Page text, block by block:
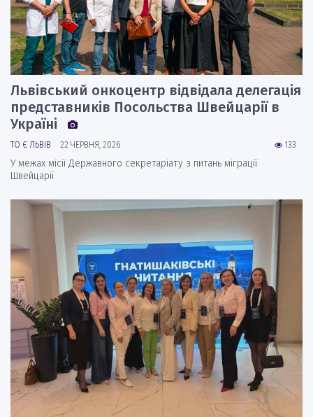
Львівський онкоцентр відвідала делегація
представників Посольства Швейцарії в
Україні
133
ТО Є ЛЬВІВ 22 ЧЕРВНЯ, 2026
У межах місії Державного секретаріату з питань міграції
Швейцарії